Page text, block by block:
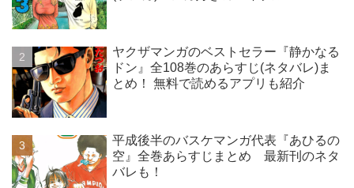
ヤクザマンガのベストセラー『静かなる
ドン』全108巻のあらすじ(ネタバレ)ま
とめ！ 無料で読めるアプリも紹介
平成後半のバスケマンガ代表『あひるの
空』全巻あらすじまとめ 最新刊のネタ
バレも！